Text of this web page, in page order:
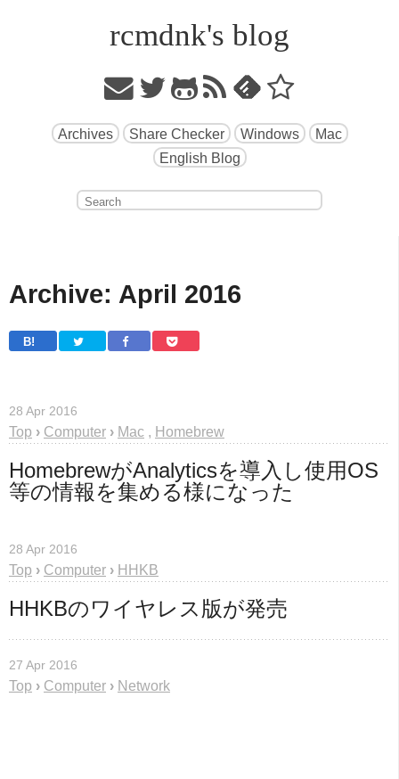
rcmdnk's blog
Archives Share Checker Windows
Mac
English Blog
Archive: April 2016
B!
28 Apr 2016
Top › Computer › Mac , Homebrew
HomebrewがAnalyticsを導入し使用OS
等の情報を集める様になった
28 Apr 2016
Top › Computer › HHKB
HHKBのワイヤレス版が発売
27 Apr 2016
Top › Computer › Network